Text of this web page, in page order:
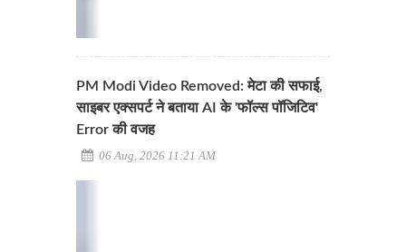
PM Modi Video Removed: मेटा की सफाई,
साइबर एक्सपर्ट ने बताया AI के 'फॉल्स पॉजिटिव'
Error की वजह
06 Aug, 2026 11:21 AM